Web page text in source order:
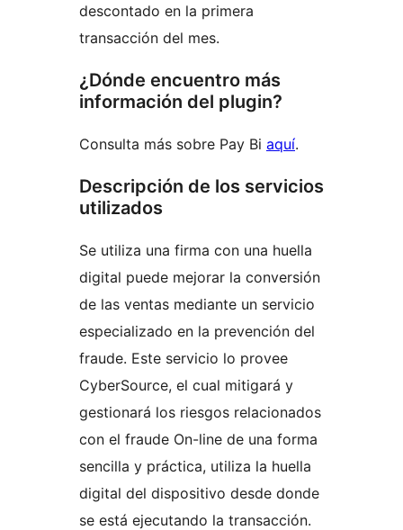
descontado en la primera
transacción del mes.
¿Dónde encuentro más
información del plugin?
Consulta más sobre Pay Bi aquí.
Descripción de los servicios
utilizados
Se utiliza una firma con una huella
digital puede mejorar la conversión
de las ventas mediante un servicio
especializado en la prevención del
fraude. Este servicio lo provee
CyberSource, el cual mitigará y
gestionará los riesgos relacionados
con el fraude On-line de una forma
sencilla y práctica, utiliza la huella
digital del dispositivo desde donde
se está ejecutando la transacción.